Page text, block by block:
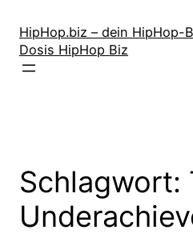
Inhalt
springen
HipHop.biz – dein HipHop-
Dosis HipHop Biz
Schlagwort: